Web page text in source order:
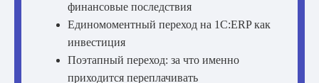
финансовые последствия
Единомоментный переход на 1С:ERP как
инвестиция
Поэтапный переход: за что именно
приходится переплачивать